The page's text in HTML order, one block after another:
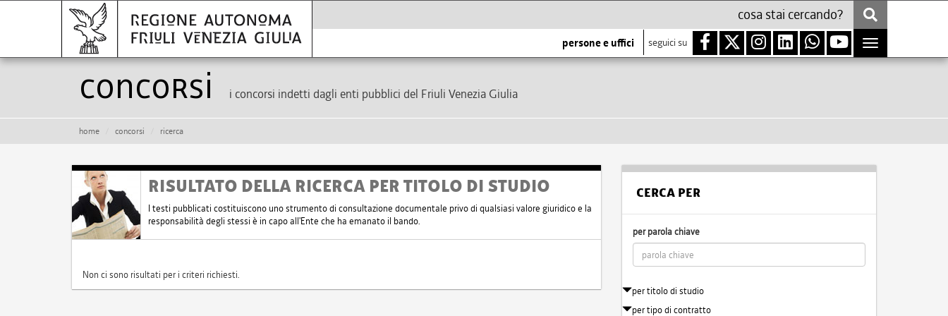
persone e uffici seguici su
Toggle
navigation
Concorsi i concorsi indetti dagli enti pubblici del Friuli Venezia Giulia
home concorsi ricerca
RISULTATO DELLA RICERCA PER TITOLO DI STUDIO
I testi pubblicati costituiscono uno strumento di consultazione documentale privo di qualsiasi valore giuridico e la
responsabilità degli stessi è in capo all'Ente che ha emanato il bando.
Non ci sono risultati per i criteri richiesti.
CERCA PER
per parola chiave
per titolo di studio
per tipo di contratto